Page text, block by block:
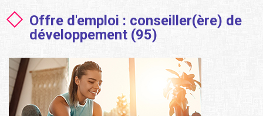
Offre d'emploi : conseiller(ère) de
développement (95)